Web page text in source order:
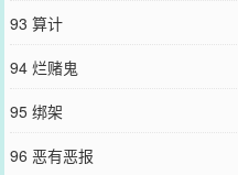
93 算计
94 烂赌鬼
95 绑架
96 恶有恶报